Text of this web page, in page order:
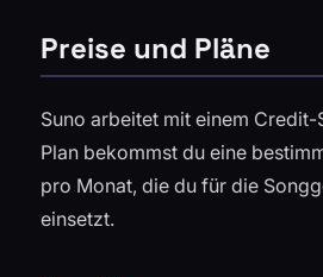
Preise und Pläne
Suno arbeitet mit einem Credit-
Plan bekommst du eine
pro Monat, die du für die
einsetzt.